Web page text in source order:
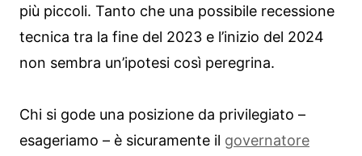
più piccoli. Tanto che una possibile recessione
tecnica tra la fine del 2023 e l’inizio del 2024
non sembra un’ipotesi così peregrina.
Chi si gode una posizione da privilegiato –
esageriamo – è sicuramente il governatore